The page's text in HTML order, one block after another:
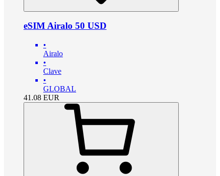
eSIM Airalo 50 USD
•
Airalo
•
Clave
•
GLOBAL
41.08 EUR